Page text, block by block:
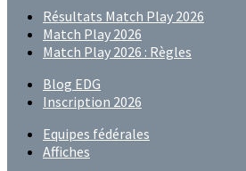
Résultats Match Play 2026
Match Play 2026
Match Play 2026 : Règles
Blog EDG
Inscription 2026
Equipes fédérales
Affiches